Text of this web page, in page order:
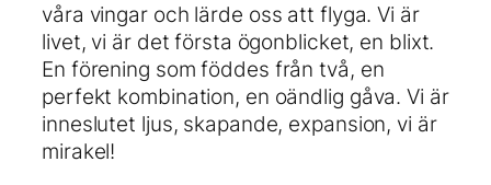
våra vingar och lärde oss att flyga. Vi är
livet, vi är det första ögonblicket, en blixt.
En förening som föddes från två, en
perfekt kombination, en oändlig gåva. Vi är
inneslutet ljus, skapande, expansion, vi är
mirakel!